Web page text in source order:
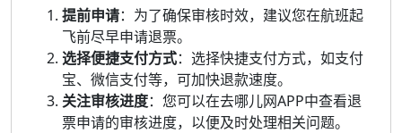
提前申请：为了确保审核时效，建议您在航班起
飞前尽早申请退票。
选择便捷支付方式：选择快捷支付方式，如支付
宝、微信支付等，可加快退款速度。
关注审核进度：您可以在去哪儿网APP中查看退
票申请的审核进度，以便及时处理相关问题。